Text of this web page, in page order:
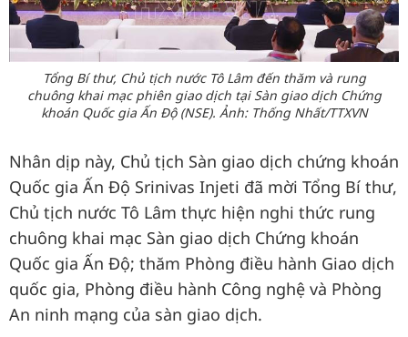
Tổng Bí thư, Chủ tịch nước Tô Lâm đến thăm và rung
chuông khai mạc phiên giao dịch tại Sàn giao dịch Chứng
khoán Quốc gia Ấn Độ (NSE). Ảnh: Thống Nhất/TTXVN
Nhân dịp này, Chủ tịch Sàn giao dịch chứng khoán
Quốc gia Ấn Độ Srinivas Injeti đã mời Tổng Bí thư,
Chủ tịch nước Tô Lâm thực hiện nghi thức rung
chuông khai mạc Sàn giao dịch Chứng khoán
Quốc gia Ấn Độ; thăm Phòng điều hành Giao dịch
quốc gia, Phòng điều hành Công nghệ và Phòng
An ninh mạng của sàn giao dịch.